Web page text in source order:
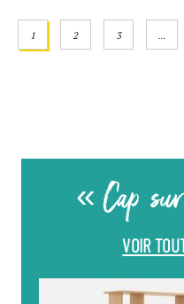
1 2 3
« Cap
VOIR